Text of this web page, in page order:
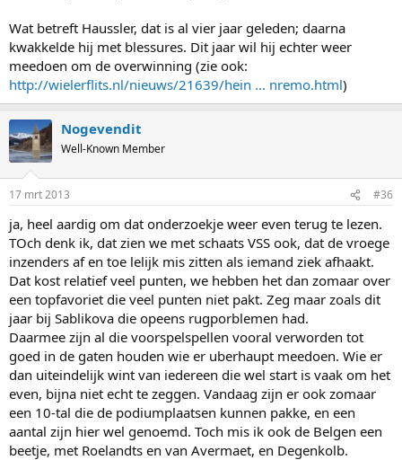
Wat betreft Haussler, dat is al vier jaar geleden; daarna
kwakkelde hij met blessures. Dit jaar wil hij echter weer
meedoen om de overwinning (zie ook:
http://wielerflits.nl/nieuws/21639/hein ... nremo.html)
Nogevendit
Well-Known Member
17 mrt 2013 #36
ja, heel aardig om dat onderzoekje weer even terug te lezen.
TOch denk ik, dat zien we met schaats VSS ook, dat de vroege
inzenders af en toe lelijk mis zitten als iemand ziek afhaakt.
Dat kost relatief veel punten, we hebben het dan zomaar over
een topfavoriet die veel punten niet pakt. Zeg maar zoals dit
jaar bij Sablikova die opeens rugporblemen had.
Daarmee zijn al die voorspelspellen vooral verworden tot
goed in de gaten houden wie er uberhaupt meedoen. Wie er
dan uiteindelijk wint van iedereen die wel start is vaak om het
even, bijna niet echt te zeggen. Vandaag zijn er ook zomaar
een 10-tal die de podiumplaatsen kunnen pakke, en een
aantal zijn hier wel genoemd. Toch mis ik ook de Belgen een
beetje, met Roelandts en van Avermaet, en Degenkolb.